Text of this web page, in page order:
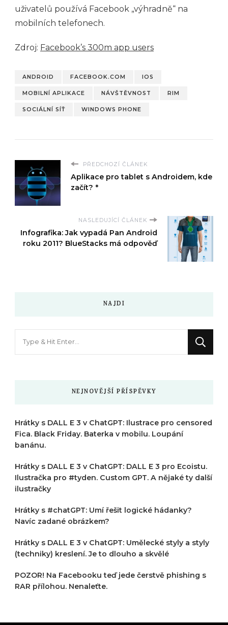
uživatelů používá Facebook „výhradně“ na
mobilních telefonech.
Zdroj: Facebook’s 300m app users
ANDROID FACEBOOK.COM IOS
MOBILNÍ APLIKACE NÁVŠTĚVNOST RIM
SOCIÁLNÍ SÍŤ WINDOWS PHONE
PŘEDCHOZÍ ČLÁNEK
Aplikace pro tablet s Androidem, kde
začít? *
NASLEDUJÍCÍ ČLÁNEK
Infografika: Jak vypadá Pan Android
roku 2011? BlueStacks má odpověď
NAJDI
NEJNOVĚJŠÍ PŘÍSPĚVKY
Hrátky s DALL E 3 v ChatGPT: Ilustrace pro censored
Fica. Black Friday. Baterka v mobilu. Loupání
banánu.
Hrátky s DALL E 3 v ChatGPT: DALL E 3 pro Ecoistu.
Ilustračka pro #tyden. Custom GPT. A nějaké ty další
ilustračky
Hrátky s #chatGPT: Umí řešit logické hádanky?
Navíc zadané obrázkem?
Hrátky s DALL E 3 v ChatGPT: Umělecké styly a styly
(techniky) kreslení. Je to dlouho a skvělé
POZOR! Na Facebooku teď jede čerstvě phishing s
RAR přílohou. Nenaleťte.